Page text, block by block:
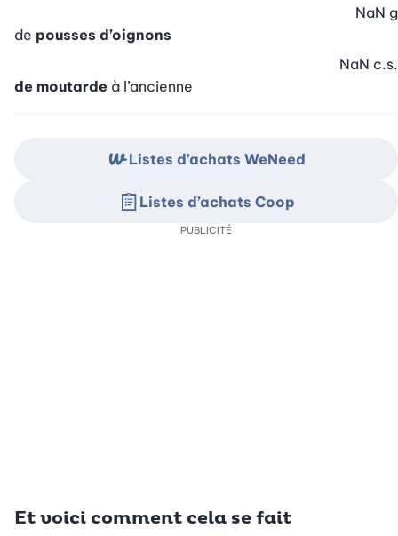
de pousses d’oignons
NaN g
de moutarde à l’ancienne
NaN c.s.
Et voici comment cela se fait
Listes d’achats WeNeed
Listes d’achats Coop
PUBLICITÉ